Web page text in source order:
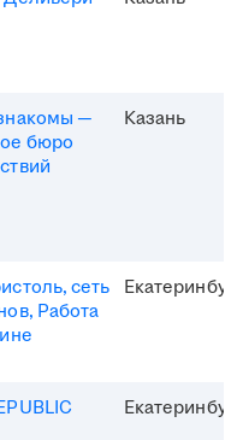
—
бюро
Казань
сеть
Работа